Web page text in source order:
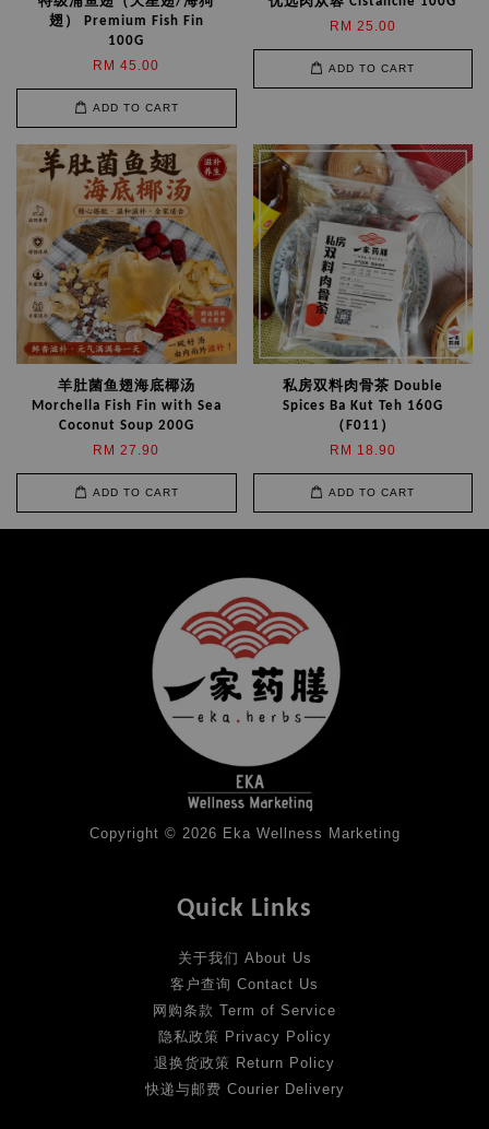
翅） Premium Fish Fin
100G
RM 45.00
ADD TO CART
RM 25.00
ADD TO CART
羊肚菌鱼翅海底椰汤
Morchella Fish Fin with Sea
Coconut Soup 200G
RM 27.90
ADD TO CART
私房双料肉骨茶 Double
Spices Ba Kut Teh 160G
（F011）
RM 18.90
ADD TO CART
Copyright © 2026 Eka Wellness Marketing
Quick Links
关于我们 About Us
客户查询 Contact Us
网购条款 Term of Service
隐私政策 Privacy Policy
退换货政策 Return Policy
快递与邮费 Courier Delivery